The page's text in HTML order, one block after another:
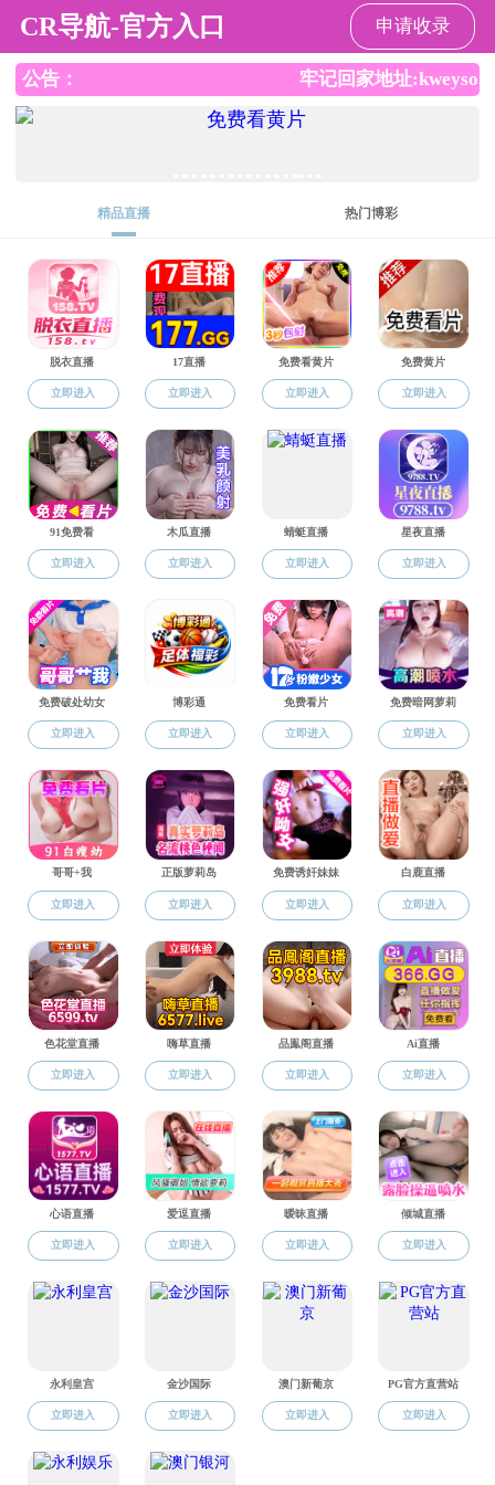
一本道
科研概况
科研动态
科研团队
科研成果
学术交流
省部级平台
科研概况
本学科围绕智能纺织加工，生态染整加工，新型纤维材料，产
业用纺织品，先进纺织复合材料，智能可穿戴等科研领域，开展学
科前沿与关键技术研究。
近5年，学院科研经费累计超过3.5亿元；获得省部级以上项目
150余项，其中主持千万级国家重点研发计划2项，千万级横向项目3
项； 承担国家级项目50余项，省部级80余项，企业委托项目1000余
项。近5年发表SCI收录论文1200余篇，其中1区论文2532篇，IF大于
10的论文123篇。近5年获省部级和行业协会奖共计76项。近5年申请
国家发明专利余1000项，授权发明专利837项，申请国际专利83项，